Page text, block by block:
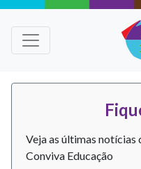
Veja as últimas notícias
Conviva Educação